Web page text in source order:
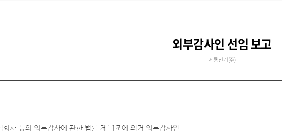
외부감사인 선임 보고
제룡전기(주)
회사 등의 외부감사에 관한 법률 제11조에 의거 외부감사인